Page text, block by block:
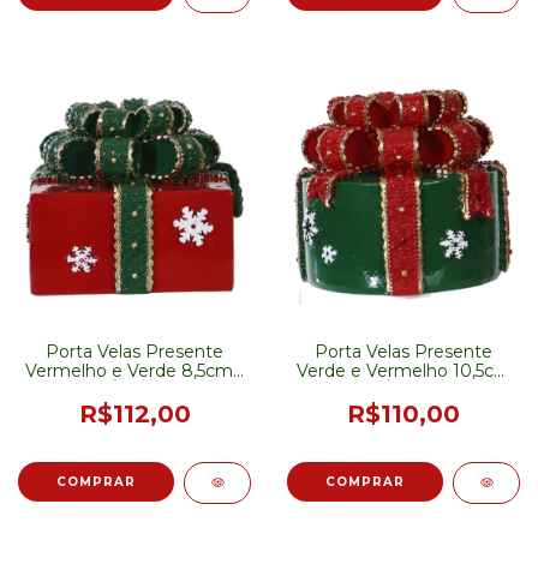
Porta Velas Presente
Vermelho e Verde 8,5cm -
R$112,00
Porta Velas Presente
Verde e Vermelho 10,5cm
R$110,00